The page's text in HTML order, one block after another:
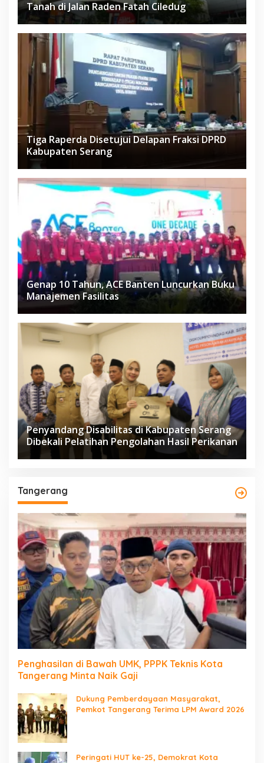
Tanah di Jalan Raden Fatah Ciledug
Tiga Raperda Disetujui Delapan Fraksi DPRD
Kabupaten Serang
Genap 10 Tahun, ACE Banten Luncurkan Buku
Manajemen Fasilitas
Penyandang Disabilitas di Kabupaten Serang
Dibekali Pelatihan Pengolahan Hasil Perikanan
Tangerang
Penghasilan di Bawah UMK, PPPK Teknis Kota
Tangerang Minta Naik Gaji
Dukung Pemberdayaan Masyarakat,
Pemkot Tangerang Terima LPM Award 2026
Peringati HUT ke-25, Demokrat Kota